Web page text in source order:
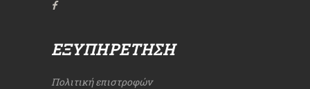
ΕΞΥΠΗΡΈΤΗΣΗ
Πολιτική επιστροφών